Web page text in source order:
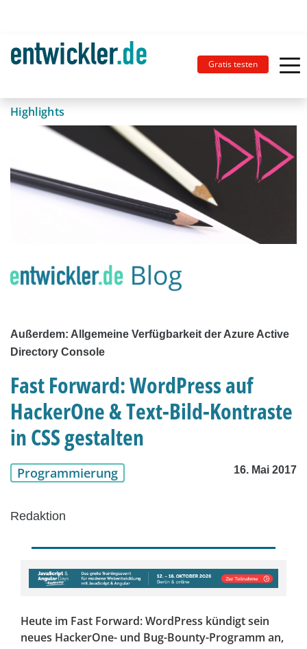
Gratis testen
Highlights
Außerdem: Allgemeine Verfügbarkeit der Azure Active
Directory Console
Fast Forward: WordPress auf
HackerOne & Text-Bild-Kontraste
in CSS gestalten
Programmierung 16. Mai 2017
Redaktion
Heute im Fast Forward: WordPress kündigt sein
neues HackerOne- und Bug-Bounty-Programm an,